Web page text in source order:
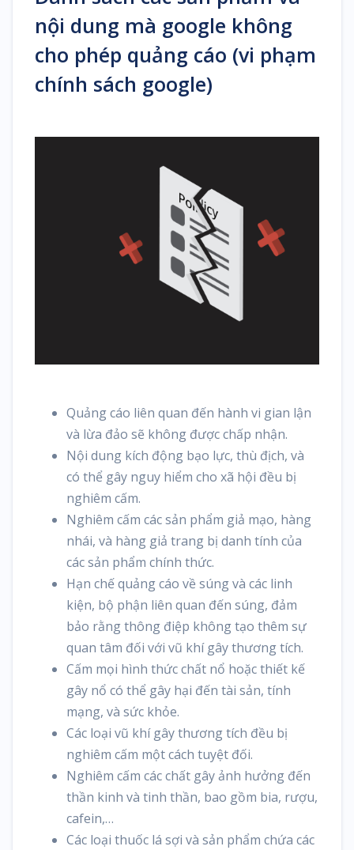
nội dung mà google không
cho phép quảng cáo (vi phạm
chính sách google)
Quảng cáo liên quan đến hành vi gian lận
và lừa đảo sẽ không được chấp nhận.
Nội dung kích động bạo lực, thù địch, và
có thể gây nguy hiểm cho xã hội đều bị
nghiêm cấm.
Nghiêm cấm các sản phẩm giả mạo, hàng
nhái, và hàng giả trang bị danh tính của
các sản phẩm chính thức.
Hạn chế quảng cáo về súng và các linh
kiện, bộ phận liên quan đến súng, đảm
bảo rằng thông điệp không tạo thêm sự
quan tâm đối với vũ khí gây thương tích.
Cấm mọi hình thức chất nổ hoặc thiết kế
gây nổ có thể gây hại đến tài sản, tính
mạng, và sức khỏe.
Các loại vũ khí gây thương tích đều bị
nghiêm cấm một cách tuyệt đối.
Nghiêm cấm các chất gây ảnh hưởng đến
thần kinh và tinh thần, bao gồm bia, rượu,
cafein,…
Các loại thuốc lá sợi và sản phẩm chứa các